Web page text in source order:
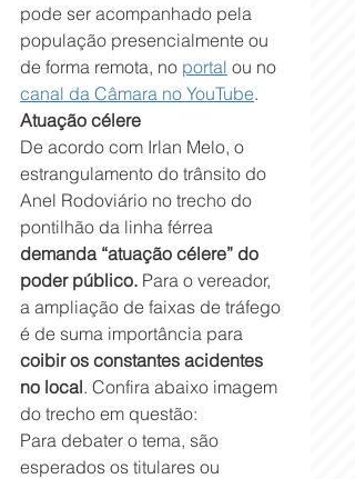
pode ser acompanhado pela
população presencialmente ou
de forma remota, no portal ou no
canal da Câmara no YouTube.
Atuação célere
De acordo com Irlan Melo, o
estrangulamento do trânsito do
Anel Rodoviário no trecho do
pontilhão da linha férrea
demanda “atuação célere” do
poder público. Para o vereador,
a ampliação de faixas de tráfego
é de suma importância para
coibir os constantes acidentes
no local. Confira abaixo imagem
do trecho em questão:
Para debater o tema, são
esperados os titulares ou